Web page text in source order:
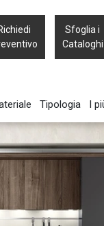
Sfoglia i
Cataloghi
Tipologia I